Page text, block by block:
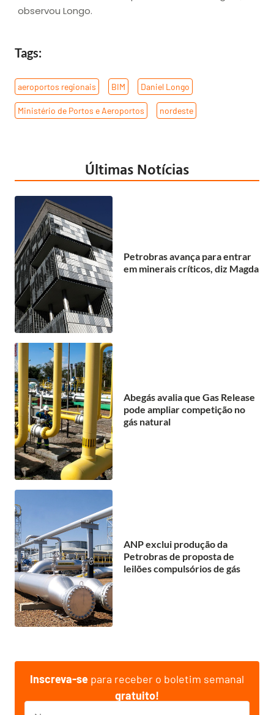
observou Longo.
Tags:
aeroportos regionais BIM Daniel Longo
Ministério de Portos e Aeroportos nordeste
Últimas Notícias
Petrobras avança para entrar
em minerais críticos, diz Magda
Abegás avalia que Gas Release
pode ampliar competição no
gás natural
ANP exclui produção da
Petrobras de proposta de
leilões compulsórios de gás
Inscreva-se para receber o boletim semanal
gratuito!